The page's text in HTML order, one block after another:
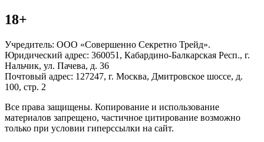
18+
Учредитель: ООО «Совершенно Секретно Трейд».
Юридический адрес: 360051, Кабардино-Балкарская Респ., г.
Нальчик, ул. Пачева, д. 36
Почтовый адрес: 127247, г. Москва, Дмитровское шоссе, д.
100, стр. 2
Все права защищены. Копирование и использование
материалов запрещено, частичное цитирование возможно
только при условии гиперссылки на сайт.